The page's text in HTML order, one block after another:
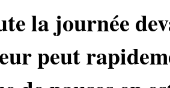
la journée
peut